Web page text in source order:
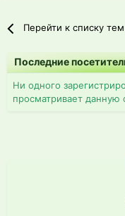
Перейти к списку тем
Последние
Ни одного
просматривает данную